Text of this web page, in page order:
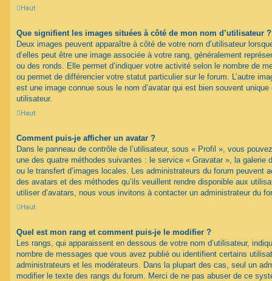
Haut
Que signifient les images situées à côté de mon nom d’utilisateur ?
Deux images peuvent apparaître à côté de votre nom d’utilisateur
d’elles peut être une image associée à votre rang, généralement
ou des ronds. Elle permet d’indiquer votre activité selon le nombre de
ou permet de différencier votre statut particulier sur le forum. L’autre
est une image connue sous le nom d’avatar qui est bien souvent
utilisateur.
Haut
Comment puis-je afficher un avatar ?
Dans le panneau de contrôle de l’utilisateur, sous « Profil », vous
une des quatre méthodes suivantes : le service « Gravatar », la galerie
ou le transfert d’images locales. Les administrateurs du forum peuvent
des avatars et des méthodes qu’ils veuillent rendre disponible aux
utiliser d’avatars, nous vous invitons à contacter un administrateur du
Haut
Quel est mon rang et comment puis-je le modifier ?
Les rangs, qui apparaissent en dessous de votre nom d’utilisateur,
nombre de messages que vous avez publié ou identifient certains
administrateurs et les modérateurs. Dans la plupart des cas, seul un
modifier le texte des rangs du forum. Merci de ne pas abuser de ce